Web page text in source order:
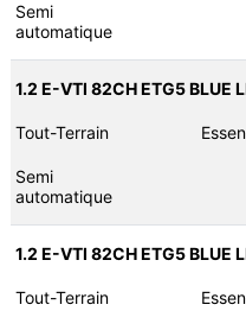
Semi
automatique
1.2 E-VTI 82CH ETG5 BLUE
Tout-Terrain
Semi
automatique
1.2 E-VTI 82CH ETG5 BLUE
Tout-Terrain